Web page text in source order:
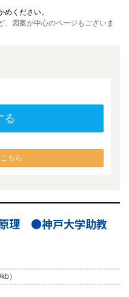
ください。
、図案が中心のページもございま
る
ちら
原理 ●神戸大学助教
）